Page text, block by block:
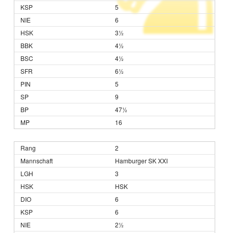
5
6
3½
4½
4½
6½
5
9
47½
16
2
Hamburger SK XXI
3
HSK
6
6
2½